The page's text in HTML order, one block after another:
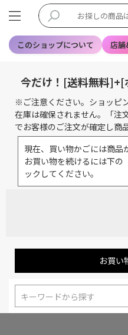
このショップについて 店舗
今だけ！[送料無料]+[
※ご注意ください。ショッピ
在庫は確保されません。「注
でお客様のご注文が確定し商
現在、買い物かごには商品
お買い物を続けるには下の
ックしてください。
お買い
キーワードから探す